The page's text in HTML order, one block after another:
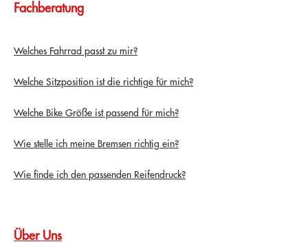
Fachberatung
Welches Fahrrad passt zu mir?
Welche Sitzposition ist die richtige für mich?
Welche Bike Größe ist passend für mich?
Wie stelle ich meine Bremsen richtig ein?
Wie finde ich den passenden Reifendruck?
Über Uns